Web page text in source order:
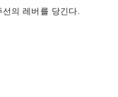
의 레버를 당긴다.